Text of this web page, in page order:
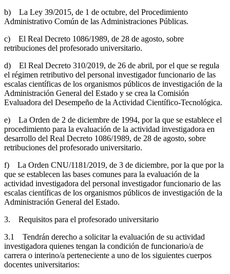
b) La Ley 39/2015, de 1 de octubre, del Procedimiento
Administrativo Común de las Administraciones Públicas.
c) El Real Decreto 1086/1989, de 28 de agosto, sobre
retribuciones del profesorado universitario.
d) El Real Decreto 310/2019, de 26 de abril, por el que se regula
el régimen retributivo del personal investigador funcionario de las
escalas científicas de los organismos públicos de investigación de la
Administración General del Estado y se crea la Comisión
Evaluadora del Desempeño de la Actividad Científico-Tecnológica.
e) La Orden de 2 de diciembre de 1994, por la que se establece el
procedimiento para la evaluación de la actividad investigadora en
desarrollo del Real Decreto 1086/1989, de 28 de agosto, sobre
retribuciones del profesorado universitario.
f) La Orden CNU/1181/2019, de 3 de diciembre, por la que por la
que se establecen las bases comunes para la evaluación de la
actividad investigadora del personal investigador funcionario de las
escalas científicas de los organismos públicos de investigación de la
Administración General del Estado.
3. Requisitos para el profesorado universitario
3.1 Tendrán derecho a solicitar la evaluación de su actividad
investigadora quienes tengan la condición de funcionario/a de
carrera o interino/a perteneciente a uno de los siguientes cuerpos
docentes universitarios: